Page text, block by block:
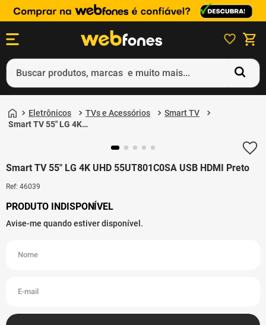
Buscar produtos, marcas e muito mais...
Eletrônicos TVs e Acessórios
Smart TV
Smart TV 55" LG 4K
Smart TV 55" LG 4K UHD 55UT801C0SA USB HDMI Preto
Ref: 46039
1º
ps5
3º
ps4
4º
smartphone
5º notebook